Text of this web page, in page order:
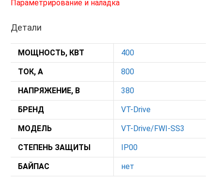
Параметрирование и наладка
Детали
МОЩНОСТЬ, КВТ 400
ТОК, А 800
НАПРЯЖЕНИЕ, В 380
БРЕНД VT-Drive
МОДЕЛЬ VT-Drive/FWI-SS3
СТЕПЕНЬ ЗАЩИТЫ IP00
БАЙПАС нет